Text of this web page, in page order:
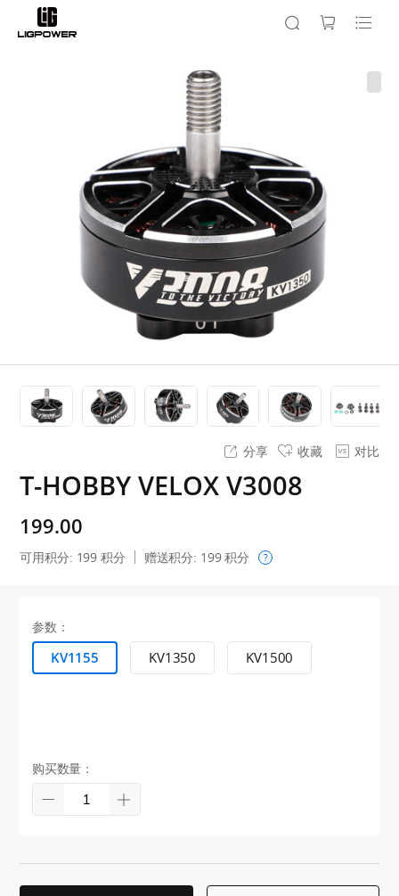
分享 收藏 对比
T-HOBBY VELOX V3008
199.00
可用积分: 199积分 赠送积分: 199积分 ?
参数：
KV1155 KV1350 KV1500
购买数量：